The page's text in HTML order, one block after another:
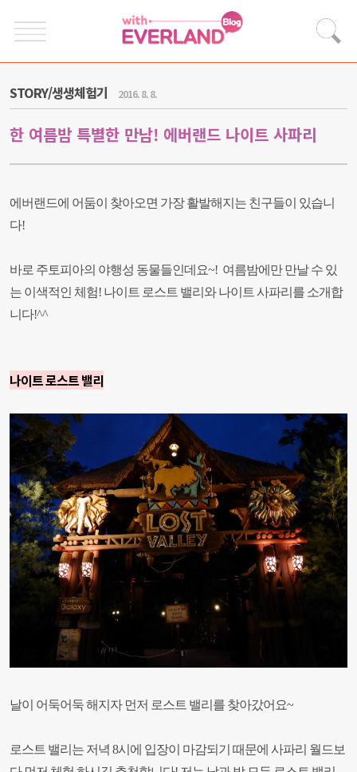
STORY/생생체험기 2016. 8. 8.
한 여름밤 특별한 만남! 에버랜드 나이트 사파리
에버랜드에 어둠이 찾아오면 가장 활발해지는 친구들이 있습니
다!
바로 주토피아의 야행성 동물들인데요~! 여름밤에만 만날 수 있
는 이색적인 체험! 나이트 로스트 밸리와 나이트 사파리를 소개합
니다!^^
나이트 로스트 밸리
날이 어둑어둑 해지자 먼저 로스트 밸리를 찾아갔어요~
로스트 밸리는 저녁 8시에 입장이 마감되기 때문에 사파리 월드보